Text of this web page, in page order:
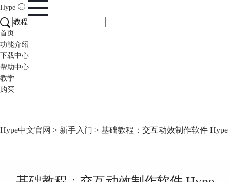
Hype
首页
功能介绍
下载中心
帮助中心
教学
购买
Hype中文官网 > 新手入门 > 基础教程：交互动效制作软件